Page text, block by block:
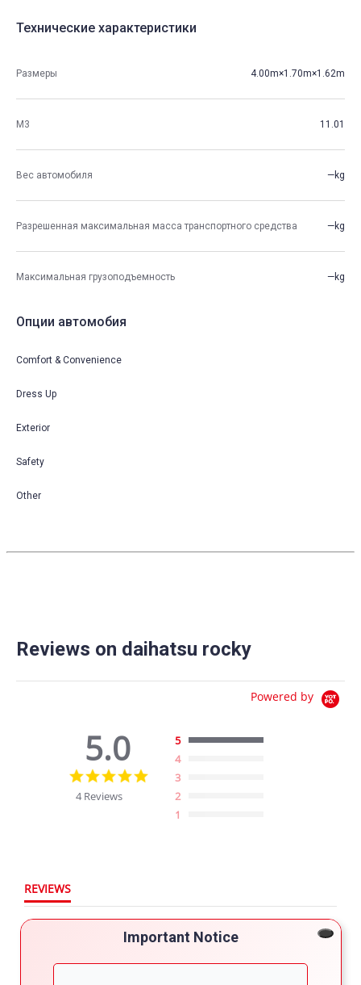
Important Notice
Технические характеристики
Размеры 4.00m×1.70m×1.62m
М3 11.01
Вес автомобиля —kg
Разрешенная максимальная масса транспортного средства —kg
Максимальная грузоподъемность —kg
Опции автомобия
Comfort & Convenience
Dress Up
Exterior
Safety
Other
Reviews on daihatsu rocky
Powered by
5.0
rating
4 Reviews
5
4
3
2
1
REVIEWS
More Filters